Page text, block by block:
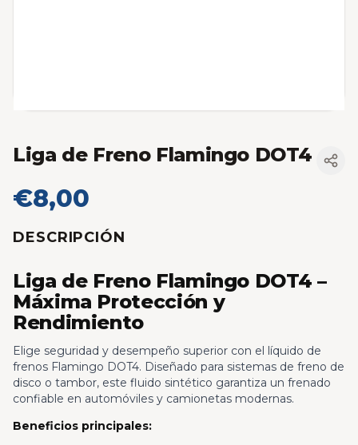
Liga de Freno Flamingo DOT4
€8,00
DESCRIPCIÓN
Liga de Freno Flamingo DOT4 –
Máxima Protección y
Rendimiento
Elige seguridad y desempeño superior con el líquido de
frenos Flamingo DOT4. Diseñado para sistemas de freno de
disco o tambor, este fluido sintético garantiza un frenado
confiable en automóviles y camionetas modernas.
Beneficios principales: